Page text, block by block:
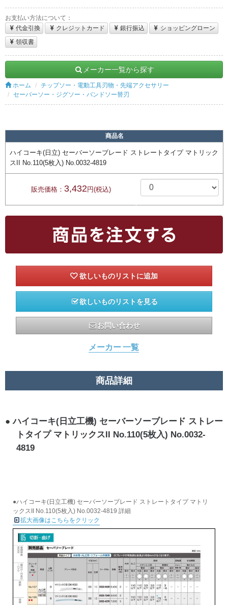
お支払い方法について：
代金引換
クレジットカード 銀行振込
ショッピングローン
領収書
メーカー一覧から探す
ホーム
チップソー・電動工具刃物・先端アクセサリー
セーバーソー・ジグソー・バンドソー替刃
商品名
ハイコーキ(日立) セーバーソーブレード ストレートタイプ マトリック
スII No.110(5枚入) No.0032-4819
販売価格： 3,432 円(税込)
欲しいものリストを見る
お問い合わせ
メーカー 一覧
商品詳細
ハイコーキ(日立工機) セーバーソーブレード ストレー
トタイプ マトリックスII No.110(5枚入) No.0032-
4819
●ハイコーキ(日立工機) セーバーソーブレード ストレートタイプ マトリ
ックスII No.110(5枚入) No.0032-4819 詳細
拡大画像はこちらをクリック